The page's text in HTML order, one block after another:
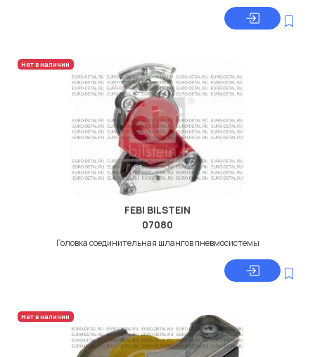
Нет в наличии
FEBI BILSTEIN
07080
Головкa соединительная шлангов пневмосистемы
Нет в наличии